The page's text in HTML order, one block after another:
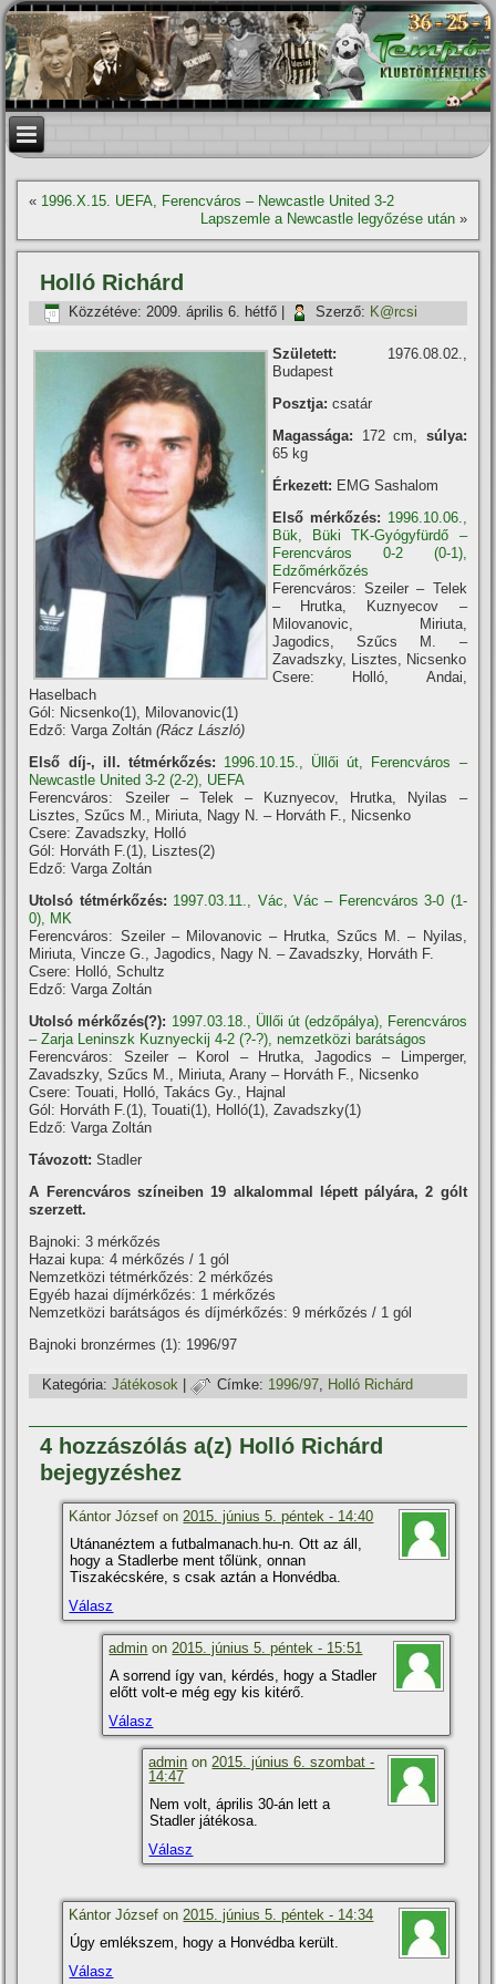
« 1996.X.15. UEFA, Ferencváros – Newcastle United 3-2
Lapszemle a Newcastle legyőzése után»
Holló Richárd
Közzétéve: 2009. április 6. hétfő Szerző: K@rcsi
Született: 1976.08.02.,
Budapest
Posztja: csatár
Magassága: 172 cm, súlya:
65 kg
Érkezett: EMG Sashalom
Első mérkőzés: 1996.10.06.,
Bük, Büki TK-Gyógyfürdő –
Ferencváros 0-2 (0-1),
Edzőmérkőzés
Ferencváros: Szeiler – Telek
– Hrutka, Kuznyecov –
Milovanovic, Miriuta,
Jagodics, Szűcs M. –
Zavadszky, Lisztes, Nicsenko
Csere: Holló, Andai,
Haselbach
Gól: Nicsenko(1), Milovanovic(1)
Edző: Varga Zoltán(Rácz László)
Első díj-, ill. tétmérkőzés: 1996.10.15., Üllői út, Ferencváros –
Newcastle United 3-2 (2-2), UEFA
Ferencváros: Szeiler – Telek – Kuznyecov, Hrutka, Nyilas –
Lisztes, Szűcs M., Miriuta, Nagy N. – Horváth F., Nicsenko
Csere: Zavadszky, Holló
Gól: Horváth F.(1), Lisztes(2)
Edző: Varga Zoltán
Utolsó tétmérkőzés: 1997.03.11., Vác, Vác – Ferencváros 3-0 (1-
0), MK
Ferencváros: Szeiler – Milovanovic – Hrutka, Szűcs M. – Nyilas,
Miriuta, Vincze G., Jagodics, Nagy N. – Zavadszky, Horváth F.
Csere: Holló, Schultz
Edző: Varga Zoltán
Utolsó mérkőzés(?): 1997.03.18., Üllői út (edzőpálya), Ferencváros
– Zarja Leninszk Kuznyeckij 4-2 (?-?), nemzetközi barátságos
Ferencváros: Szeiler – Korol – Hrutka, Jagodics – Limperger,
Zavadszky, Szűcs M., Miriuta, Arany – Horváth F., Nicsenko
Csere: Touati, Holló, Takács Gy., Hajnal
Gól: Horváth F.(1), Touati(1), Holló(1), Zavadszky(1)
Edző: Varga Zoltán
Távozott: Stadler
A Ferencváros szí­neiben 19 alkalommal lépett pályára, 2 gólt
szerzett.
Bajnoki: 3 mérkőzés
Hazai kupa: 4 mérkőzés / 1 gól
Nemzetközi tétmérkőzés: 2 mérkőzés
Egyéb hazai dí­jmérkőzés: 1 mérkőzés
Nemzetközi barátságos és dí­jmérkőzés: 9 mérkőzés / 1 gól
Bajnoki bronzérmes (1): 1996/97
Kategória: Játékosok | Címke: 1996/97, Holló Richárd
4 hozzászólás a(z) Holló Richárd
bejegyzéshez
Kántor József on2015. június 5. péntek - 14:40
Utánanéztem a futbalmanach.hu-n. Ott az áll,
hogy a Stadlerbe ment tőlünk, onnan
Tiszakécskére, s csak aztán a Honvédba.
Válasz
admin on 2015. június 5. péntek - 15:51
A sorrend í­gy van, kérdés, hogy a Stadler
előtt volt-e még egy kis kitérő.
Válasz
admin on2015. június 6. szombat -
14:47
Nem volt, április 30-án lett a
Stadler játékosa.
Válasz
Kántor József on2015. június 5. péntek - 14:34
Úgy emlékszem, hogy a Honvédba került.
Válasz